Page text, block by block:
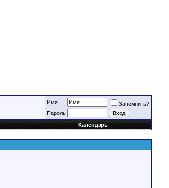
Имя
Запомнить?
Пароль
Календарь